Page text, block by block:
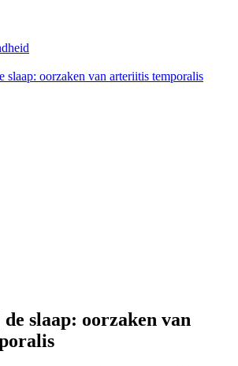
slaap: oorzaken van arteriitis temporalis
slaap: oorzaken van